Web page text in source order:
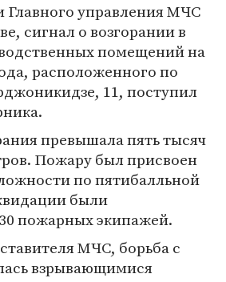
управления МЧС
сигнал о возгорании в
помещений на
расположенного по
11, поступил
превышала пять тысяч
Пожару был присвоен
по пятибалльной
были
пожарных экипажей.
МЧС, борьба с
взрывающимися